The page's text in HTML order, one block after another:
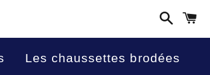
Les chaussettes brodées